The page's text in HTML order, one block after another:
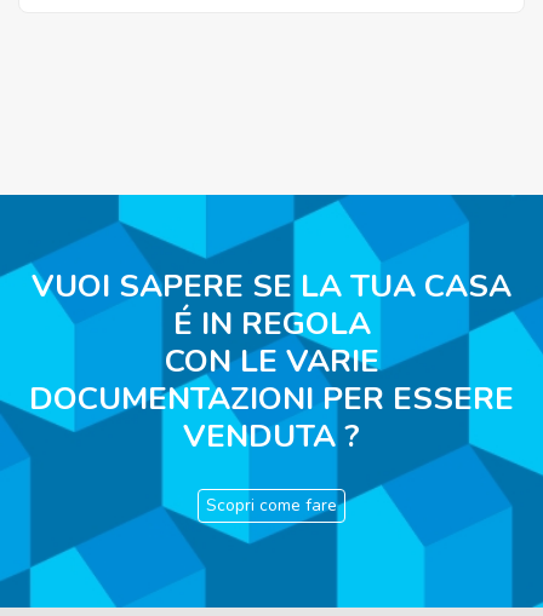
VUOI SAPERE SE LA TUA CASA
É IN REGOLA
CON LE VARIE
DOCUMENTAZIONI PER ESSERE
VENDUTA ?
Scopri come fare